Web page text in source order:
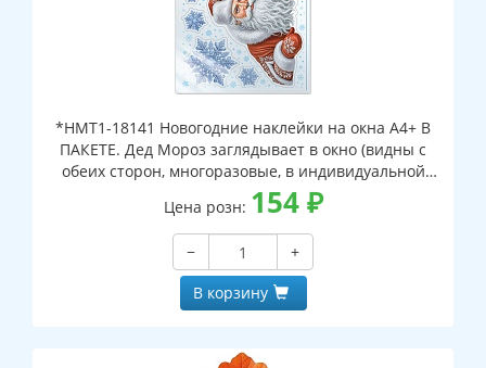
*НМТ1-18141 Новогодние наклейки на окна А4+ В
ПАКЕТЕ. Дед Мороз заглядывает в окно (видны с
обеих сторон, многоразовые, в индивидуальной
упаковке, с европодвесом и клеевым клапаном)
Цена розн: 154₽
−
+
В корзину